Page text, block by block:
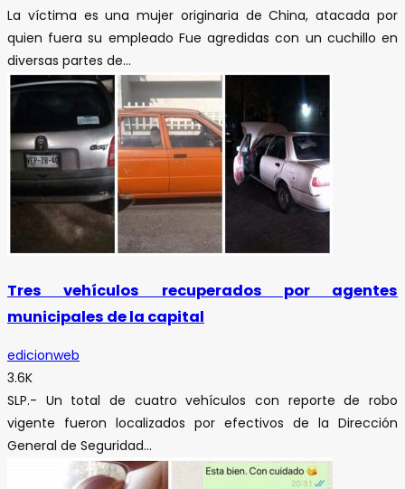
La víctima es una mujer originaria de China, atacada por
quien fuera su empleado Fue agredidas con un cuchillo en
diversas partes de...
Tres vehículos recuperados por agentes
municipales de la capital
edicionweb
3.6K
SLP.- Un total de cuatro vehículos con reporte de robo
vigente fueron localizados por efectivos de la Dirección
General de Seguridad...